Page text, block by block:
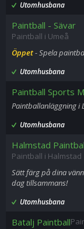
Utomhusbana
Paintball - Sävar
Paintball i Umeå
Öppet- Spela
Utomhusbana
Paintball Sports
Paintballanläggning i
Utomhusbana
Halmstad
Paintball i Halmstad
Sätt färg på dina
dag tillsammans!
Utomhusbana
Batalj Paintball